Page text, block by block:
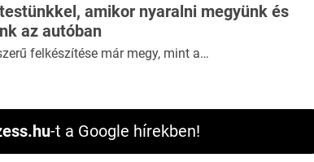
amikor nyaralni megyünk és
az autóban
felkészítése már megy, mint a…
-t a Google hírekben!